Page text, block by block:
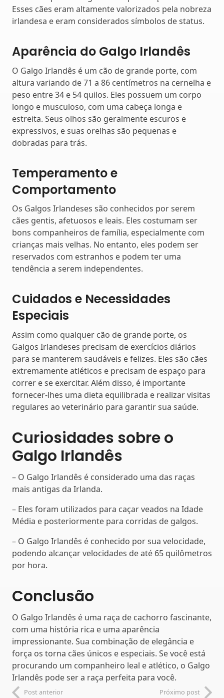
Esses cães eram altamente valorizados pela nobreza
irlandesa e eram considerados símbolos de status.
Aparência do Galgo Irlandês
O Galgo Irlandês é um cão de grande porte, com
altura variando de 71 a 86 centímetros na cernelha e
peso entre 34 e 54 quilos. Eles possuem um corpo
longo e musculoso, com uma cabeça longa e
estreita. Seus olhos são geralmente escuros e
expressivos, e suas orelhas são pequenas e
dobradas para trás.
Temperamento e
Comportamento
Os Galgos Irlandeses são conhecidos por serem
cães gentis, afetuosos e leais. Eles costumam ser
bons companheiros de família, especialmente com
crianças mais velhas. No entanto, eles podem ser
reservados com estranhos e podem ter uma
tendência a serem independentes.
Cuidados e Necessidades
Especiais
Assim como qualquer cão de grande porte, os
Galgos Irlandeses precisam de exercícios diários
para se manterem saudáveis e felizes. Eles são cães
extremamente atléticos e precisam de espaço para
correr e se exercitar. Além disso, é importante
fornecer-lhes uma dieta equilibrada e realizar visitas
regulares ao veterinário para garantir sua saúde.
Curiosidades sobre o
Galgo Irlandês
– O Galgo Irlandês é considerado uma das raças
mais antigas da Irlanda.
– Eles foram utilizados para caçar veados na Idade
Média e posteriormente para corridas de galgos.
– O Galgo Irlandês é conhecido por sua velocidade,
podendo alcançar velocidades de até 65 quilômetros
por hora.
Conclusão
O Galgo Irlandês é uma raça de cachorro fascinante,
com uma história rica e uma aparência
impressionante. Sua combinação de elegância e
força os torna cães únicos e especiais. Se você está
procurando um companheiro leal e atlético, o Galgo
Irlandês pode ser a raça perfeita para você.
Post anterior Próximo post